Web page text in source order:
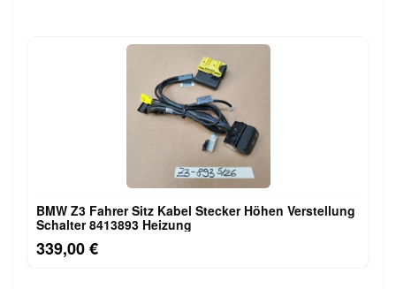
BMW Z3 Fahrer Sitz Kabel Stecker Höhen Verstellung
Schalter 8413893 Heizung
339,00 €